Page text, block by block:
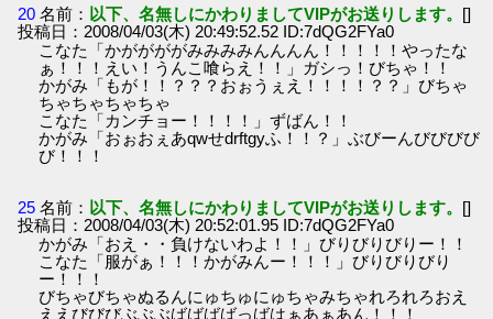
20 名前： 以下、名無しにかわりましてVIPがお送りします。 []
投稿日：2008/04/03(木) 20:49:52.52 ID:7dQG2FYa0
こなた「かががががみみみみんんんん！！！！！やったな
ぁ！！！えい！うんこ喰らえ！！」ガシっ！びちゃ！！
かがみ「もが！！？？？おぉうぇえ！！！！？？」びちゃ
ちゃちゃちゃちゃ
こなた「カンチョー！！！！」ずばん！！
かがみ「おぉおぇあqwせdrftgyふ！！？」ぶびーんびびびび
び！！！
25 名前： 以下、名無しにかわりましてVIPがお送りします。 []
投稿日：2008/04/03(木) 20:52:01.95 ID:7dQG2FYa0
かがみ「おえ・・負けないわよ！！」びりびりびりー！！
こなた「服がぁ！！！かがみんー！！！」びりびりびり
ー！！！
びちゃびちゃぬるんにゅちゅにゅちゃみちゃれろれろおえ
ええびびびぶぶぶばばばばっばはぁあぁあん！！！